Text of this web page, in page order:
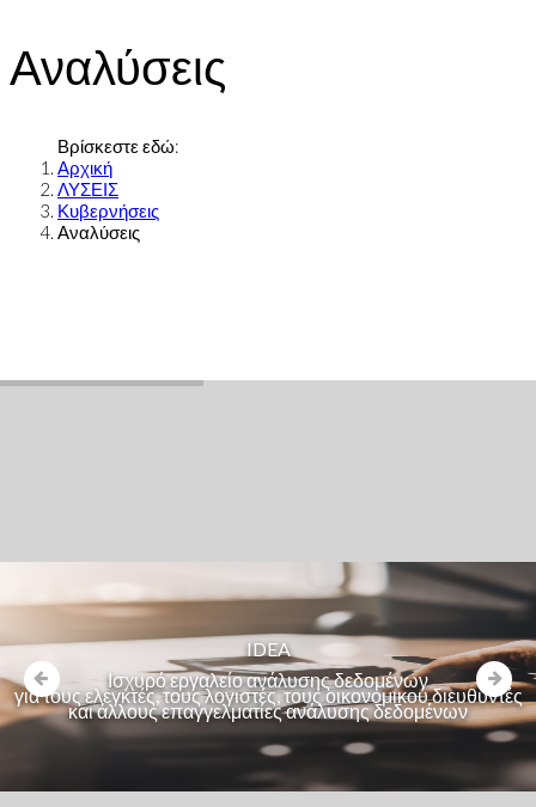
Αναλύσεις
Βρίσκεστε εδώ:
Αρχική
ΛΥΣΕΙΣ
Κυβερνήσεις
Αναλύσεις
IDEA
Ισχυρό εργαλείο ανάλυσης δεδομένων
για τους ελεγκτές, τους λογιστές, τους οικονομικού διευθυντές
και άλλους επαγγελματίες ανάλυσης δεδομένων